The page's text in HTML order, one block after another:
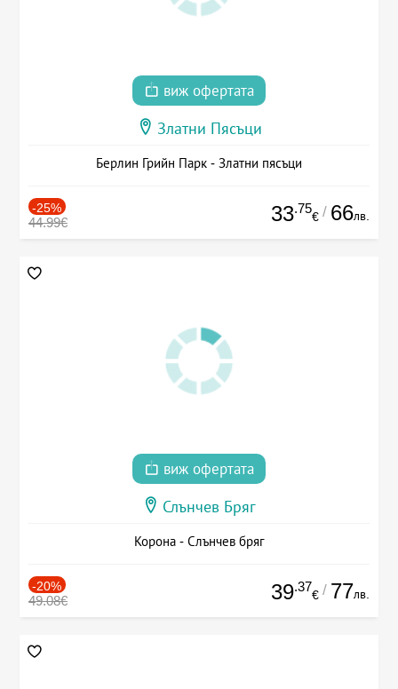
виж офертата
Златни Пясъци
Берлин Грийн Парк - Златни пясъци
-25%
44.99€ 33.75
€ / 66лв.
виж офертата
Слънчев Бряг
Корона - Слънчев бряг
-20%
49.08€ 39.37
€ / 77лв.